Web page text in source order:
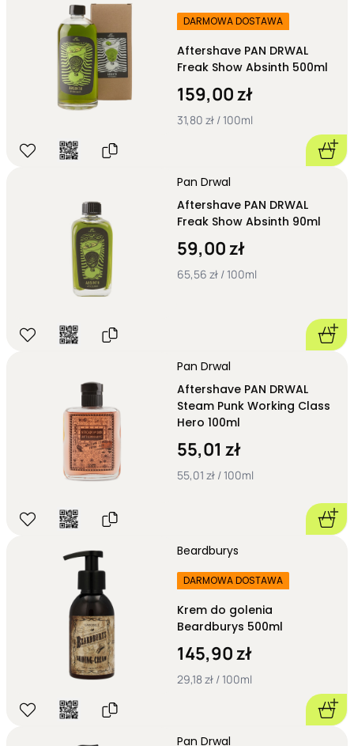
DARMOWA DOSTAWA
Aftershave PAN DRWAL
Freak Show Absinth 500ml
159,00 zł
31,80 zł / 100ml
Pan Drwal
Aftershave PAN DRWAL
Freak Show Absinth 90ml
59,00 zł
65,56 zł / 100ml
Pan Drwal
Aftershave PAN DRWAL
Steam Punk Working Class
Hero 100ml
55,01 zł
55,01 zł / 100ml
Beardburys
DARMOWA DOSTAWA
Krem do golenia
Beardburys 500ml
145,90 zł
29,18 zł / 100ml
Pan Drwal